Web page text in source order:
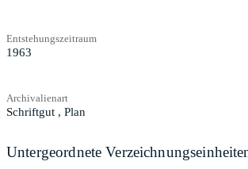
Entstehungszeitraum
1963
Archivalienart
Schriftgut , Plan
Untergeordnete